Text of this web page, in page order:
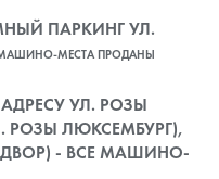
ПАРКИНГ УЛ.
МЕСТА ПРОДАНЫ
УЛ. РОЗЫ
РОЗЫ ЛЮКСЕМБУРГ),
- ВСЕ МАШИНО-